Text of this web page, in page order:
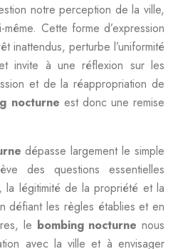
notre perception de la ville,
Cette forme d’expression
inattendus, perturbe l’uniformité
invite à une réflexion sur les
et de la réappropriation de
nocturne est donc une remise
dépasse largement le simple
des questions essentielles
la légitimité de la propriété et la
défiant les règles établies et en
le bombing nocturnenous
avec la ville et à envisager